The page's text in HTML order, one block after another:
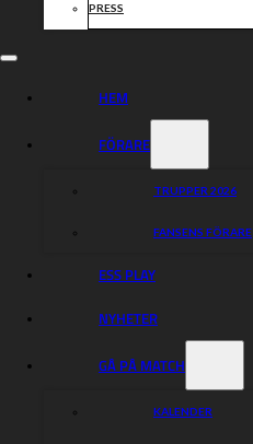
PRESS
HEM
FÖRARE
TRUPPER 2026
FANSENS FÖRARE
ESS PLAY
NYHETER
GÅ PÅ MATCH
KALENDER